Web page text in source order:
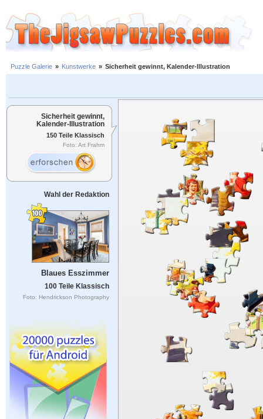
Puzzle Galerie » Kunstwerke » Sicherheit gewinnt, Kalender-Illustration
Sicherheit gewinnt,
Kalender-Illustration
150 Teile Klassisch
Foto: Art Frahm
Wahl der Redaktion
Blaues Esszimmer
100 Teile Klassisch
Foto: Hendrickson Photography